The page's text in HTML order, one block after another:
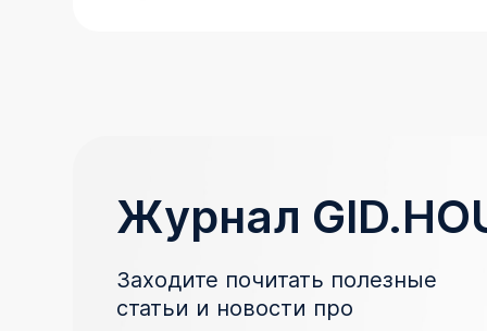
Журнал
Заходите почитать полезные
статьи и новости про